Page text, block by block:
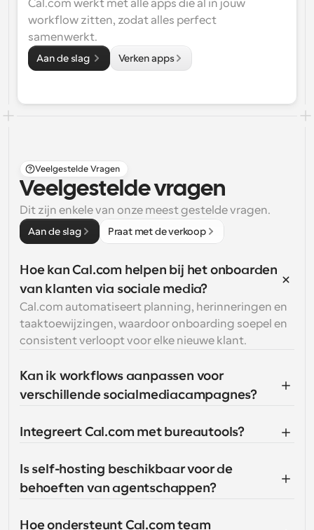
Cal.com werkt met alle apps die al in jouw
workflow zitten, zodat alles perfect
samenwerkt.
Aan de slag Verken apps
Veelgestelde Vragen
Veelgestelde vragen
Dit zijn enkele van onze meest gestelde vragen.
Aan de slag Praat met de verkoop
Hoe kan Cal.com helpen bij het onboarden
van klanten via sociale media?
Cal.com automatiseert planning, herinneringen en
taaktoewijzingen, waardoor onboarding soepel en
consistent verloopt voor elke nieuwe klant.
Kan ik workflows aanpassen voor
verschillende socialmediacampagnes?
Integreert Cal.com met bureautools?
Is self-hosting beschikbaar voor de
behoeften van agentschappen?
Hoe ondersteunt Cal.com team